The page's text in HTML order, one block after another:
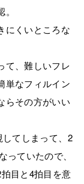
にくいところな
て、難しいフレ
単なフィルイン
らその方がいい
てしまって、2
ていたので、
目と4拍目を意